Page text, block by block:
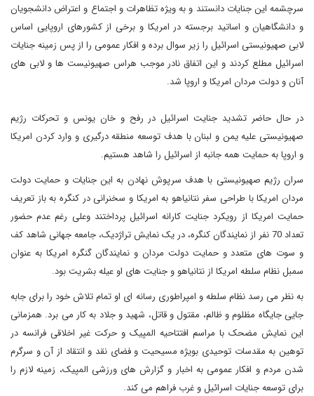
سرچشمه این جنایات دانستند و به ویژه تظاهرات و اجتماع و اعتراض دانشجویان
و دانشگاهیان و اساتید برجسته در امریکا و برخی از کشورهای اروپایی اساس
لابی صهیونیستی اسرائیل را زیر سوال برده و افکار عمومی را از پس زمینه جنایات
اسرائیل مطلع کردند و این اتفاق نادر موجب هراس صهیونیست ها و لابی های
آنان و دولت مردان امریکا و اروپا شد.
در حال حاضر تشدید جنایت اسرائیل در رفح و خان یونس و تحرکات رژیم
صهیونیستی علیه یمن و لبنان با هدف توسعه منطقه درگیری و وارد کردن امریکا
و اروپا به حمایت همه جانبه از اسرائیل را شاهد هستیم.
سران رژیم صهیونیستی با هدف سرپوش نهادن به این جنایات و حمایت دولت
مردان امریکا با طراحی سفر نتانیاهو به امریکا و سخنرانی در کنگره به باز تعریف
حمایت امریکا از رویکرد جنایت کارانه اسرائیل پرداختند وعلی رغم عدم حضور
تعداد 70 نفر از نمایندگان کنگره، در یک نمایش تراژدیک، جامعه جهانی شاهد کف
و سوت های متعدد و حمایت دولت مردان و نمایندگان گنگره امریکا به عنوان
سمبل نظام سلطه امریکا از نتانیاهو و جنایت های او عیله بشریت بود.
به نظر می رسد نظام سلطه و امپراطوری رسانه ای او تمام تلاش خود را برای جابه
جایی جایگاه مظلوم و ظالم، مقتول و قاتل، شهید و جلاد به کار می برد. همزمانی
این نمایش مضحک با مراسم افتتاحیه المپیک و حرکت غیر اخلاقی فرانسه در
توهین به مقدسات توحیدی بویژه مسیحیت و فضای نقد و انتقاد از آن و سرگرم
شدن مردم و افکار عمومی به اخبار و گزارش های ورزشی المپیک، زمینه لازم را
برای توسعه جنایات اسرائیل و غرب فراهم می کند.